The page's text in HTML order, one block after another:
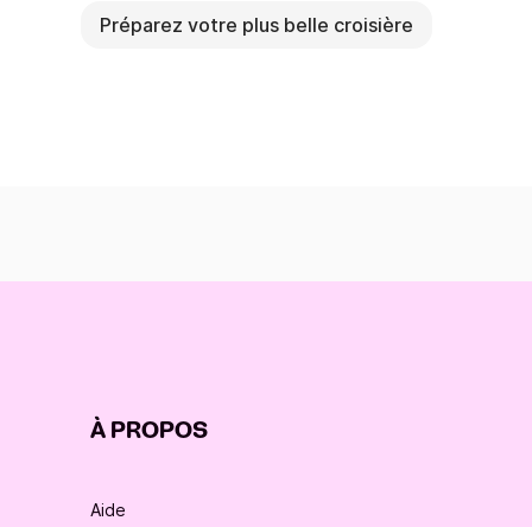
Préparez votre plus belle croisière
À PROPOS
Aide